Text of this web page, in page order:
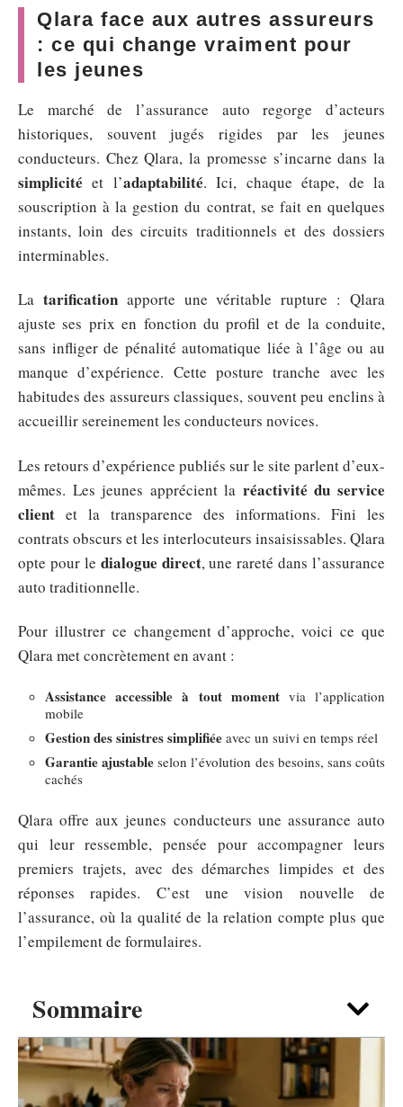
Sommaire
Qlara face aux autres assureurs
: ce qui change vraiment pour
les jeunes
Le marché de l’assurance auto regorge d’acteurs
historiques, souvent jugés rigides par les jeunes
conducteurs. Chez Qlara, la promesse s’incarne dans la
simplicité et l’adaptabilité. Ici, chaque étape, de la
souscription à la gestion du contrat, se fait en quelques
instants, loin des circuits traditionnels et des dossiers
interminables.
La tarificationapporte une véritable rupture : Qlara
ajuste ses prix en fonction du profil et de la conduite,
sans infliger de pénalité automatique liée à l’âge ou au
manque d’expérience. Cette posture tranche avec les
habitudes des assureurs classiques, souvent peu enclins à
accueillir sereinement les conducteurs novices.
Les retours d’expérience publiés sur le site parlent d’eux-
mêmes. Les jeunes apprécient la réactivité du service
client et la transparence des informations. Fini les
contrats obscurs et les interlocuteurs insaisissables. Qlara
opte pour le dialogue direct, une rareté dans l’assurance
auto traditionnelle.
Pour illustrer ce changement d’approche, voici ce que
Qlara met concrètement en avant :
Assistance accessible à tout momentvia l’application
mobile
Gestion des sinistres simplifiée avec un suivi en temps réel
Garantie ajustable selon l’évolution des besoins, sans coûts
cachés
Qlara offre aux jeunes conducteurs une assurance auto
qui leur ressemble, pensée pour accompagner leurs
premiers trajets, avec des démarches limpides et des
réponses rapides. C’est une vision nouvelle de
l’assurance, où la qualité de la relation compte plus que
l’empilement de formulaires.